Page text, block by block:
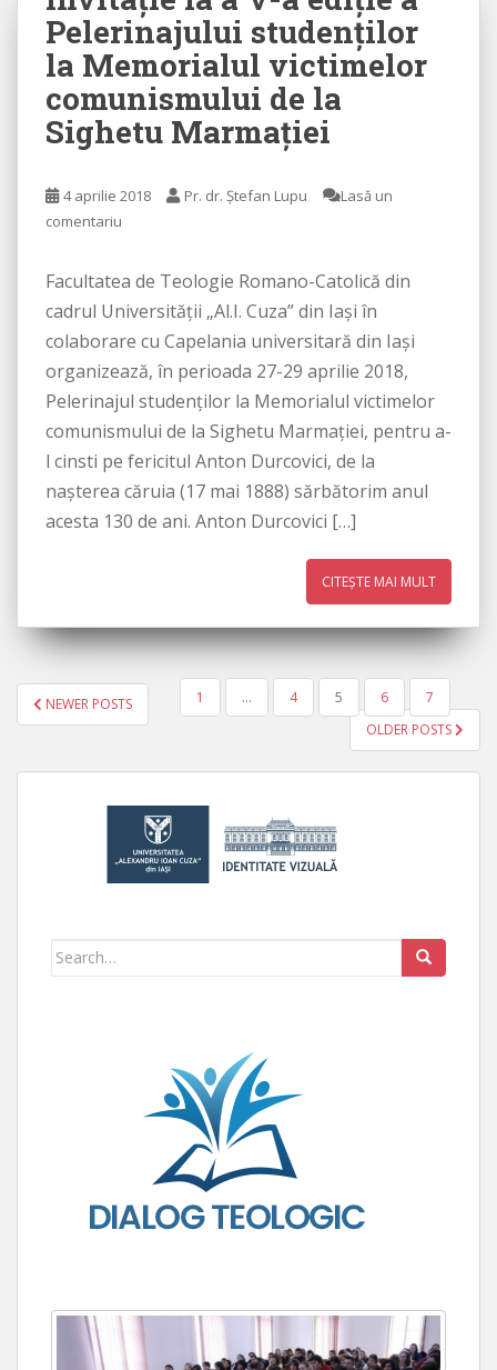
Pelerinajului studenţilor
la Memorialul victimelor
comunismului de la
Sighetu Marmaţiei
4 aprilie 2018 Pr. dr. Ștefan Lupu
Lasă un
comentariu
Facultatea de Teologie Romano-Catolică din
cadrul Universităţii „Al.I. Cuza” din Iaşi în
colaborare cu Capelania universitară din Iaşi
organizează, în perioada 27-29 aprilie 2018,
Pelerinajul studenţilor la Memorialul victimelor
comunismului de la Sighetu Marmaţiei, pentru a-
l cinsti pe fericitul Anton Durcovici, de la
naşterea căruia (17 mai 1888) sărbătorim anul
acesta 130 de ani. Anton Durcovici […]
CITEȘTE MAI MULT
PAGINAȚIE ARTICOLE
NEWER POSTS 1 … 4 5 6
7
OLDER POSTS
Search for: